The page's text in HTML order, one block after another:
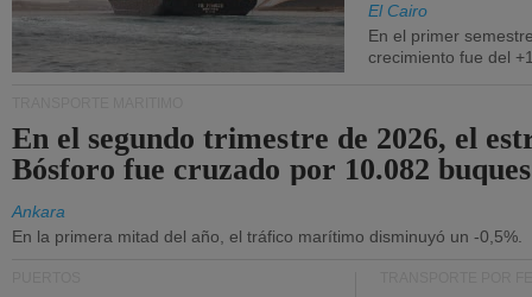
El Cairo
En el primer
crecimiento fue del
En el segundo trimestre de 2026, el
Bósforo fue cruzado por 10.082
Ankara
En la primera mitad del año, el tráfico marítimo disminuyó un -0,5%.